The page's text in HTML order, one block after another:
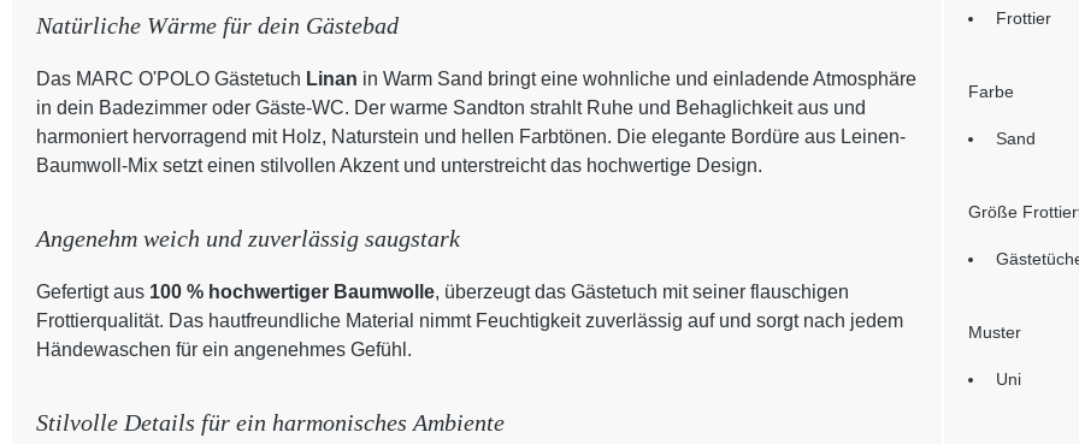
Natürliche Wärme für dein Gästebad
Das MARC O'POLO Gästetuch Linan in Warm Sand bringt eine wohnliche und einladende Atmosphäre
in dein Badezimmer oder Gäste-WC. Der warme Sandton strahlt Ruhe und Behaglichkeit aus und
harmoniert hervorragend mit Holz, Naturstein und hellen Farbtönen. Die elegante Bordüre aus Leinen-
Baumwoll-Mix setzt einen stilvollen Akzent und unterstreicht das hochwertige Design.
Angenehm weich und zuverlässig saugstark
Gefertigt aus 100 % hochwertiger Baumwolle, überzeugt das Gästetuch mit seiner flauschigen
Frottierqualität. Das hautfreundliche Material nimmt Feuchtigkeit zuverlässig auf und sorgt nach jedem
Händewaschen für ein angenehmes Gefühl.
Stilvolle Details für ein harmonisches Ambiente
Frottier
Farbe
Sand
Größe
Muster
Uni